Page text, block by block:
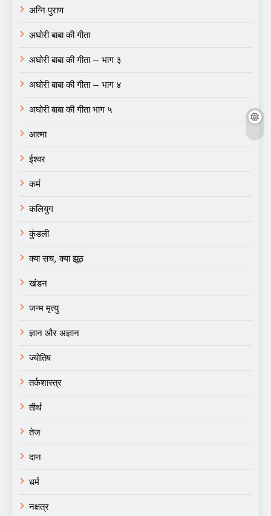
अग्नि पुराण
अघोरी बाबा की गीता
अघोरी बाबा की गीता – भाग ३
अघोरी बाबा की गीता – भाग ४
अघोरी बाबा की गीता भाग ५
आत्मा
ईश्वर
कर्म
कलियुग
कुंडली
क्या सच, क्या झूठ
खंडन
जन्म मृत्यु
ज्ञान और अज्ञान
ज्योतिष
तर्कशास्त्र
तीर्थ
तेज
दान
धर्म
नक्षत्र